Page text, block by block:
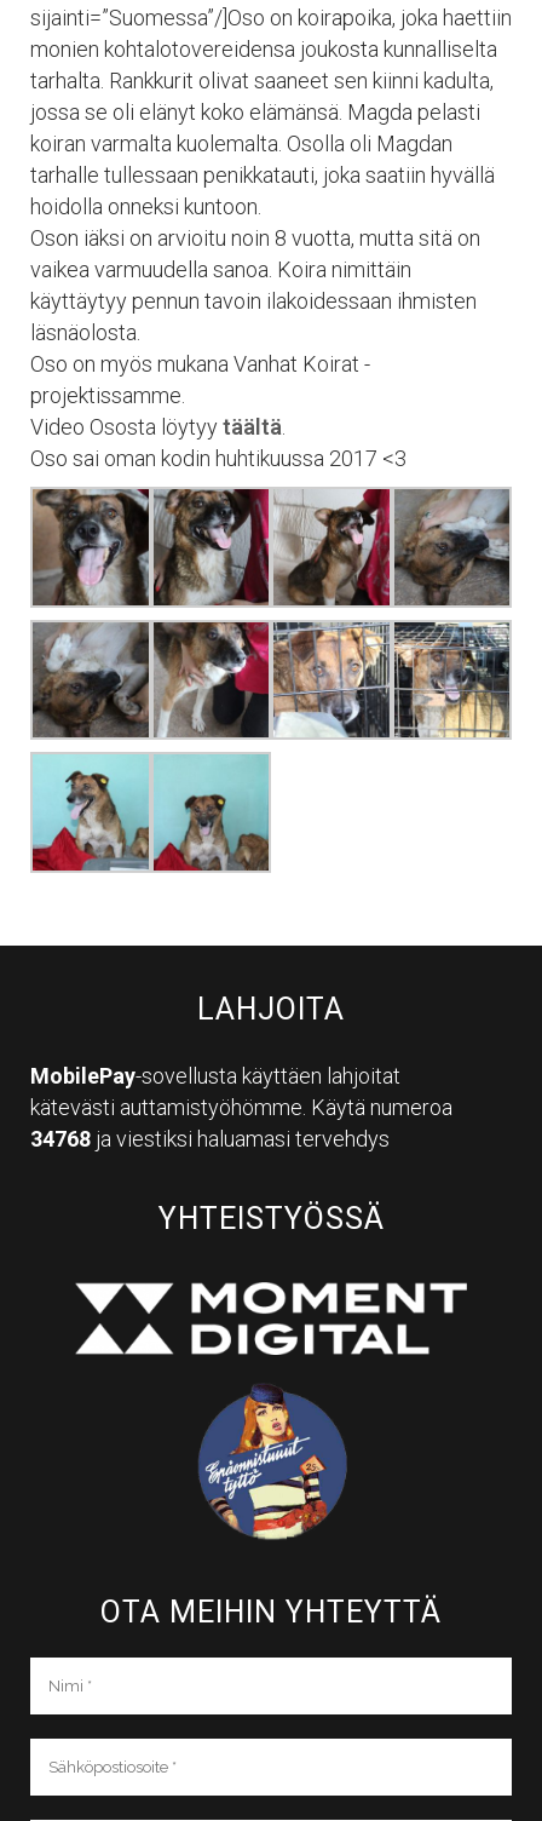
sijainti=”Suomessa”/]Oso on koirapoika, joka haettiin
monien kohtalotovereidensa joukosta kunnalliselta
tarhalta. Rankkurit olivat saaneet sen kiinni kadulta,
jossa se oli elänyt koko elämänsä. Magda pelasti
koiran varmalta kuolemalta. Osolla oli Magdan
tarhalle tullessaan penikkatauti, joka saatiin hyvällä
hoidolla onneksi kuntoon.
Oson iäksi on arvioitu noin 8 vuotta, mutta sitä on
vaikea varmuudella sanoa. Koira nimittäin
käyttäytyy pennun tavoin ilakoidessaan ihmisten
läsnäolosta.
Oso on myös mukana Vanhat Koirat -
projektissamme.
Video Ososta löytyytäältä
Oso sai oman kodin huhtikuussa 2017 <3
LAHJOITA
MobilePay-sovellusta käyttäen lahjoitat
kätevästi auttamistyöhömme. Käytä numeroa
34768 ja viestiksi haluamasi tervehdys
YHTEISTYÖSSÄ
OTA MEIHIN YHTEYTTÄ​